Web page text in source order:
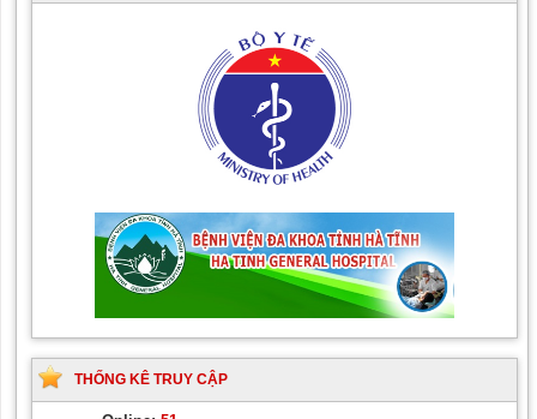
THỐNG KÊ TRUY CẬP